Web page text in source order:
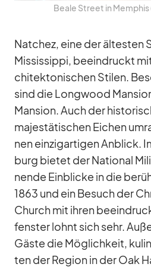
Beale Street in
Nat­chez, eine der äl­tes­ten
Mis­sis­sippi, be­ein­druckt
chi­tek­to­ni­schen Sti­len.
sind die Longwood
Man­sion. Auch der
ma­jes­tä­ti­schen Ei­chen
nen ein­zig­ar­ti­gen An­blick.
burg bie­tet der Na­tio­nal
nende Ein­bli­cke in die
1863 und ein Be­such der
Church mit ih­ren
fens­ter lohnt sich sehr.
Gäste die Mög­lich­keit,
ten der Re­gion in der Oak